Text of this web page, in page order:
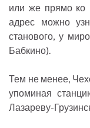
или же прямо ко
адрес можно
станового, у
Бабкино).
Тем не менее,
упоминая
Лазареву-